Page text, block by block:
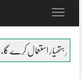
Toggle
کرے گا، نائب صدر